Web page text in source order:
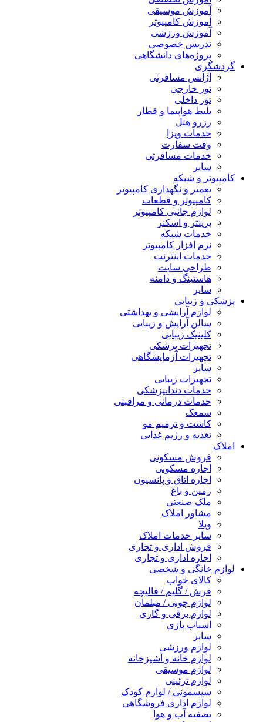
آموزش موسیقی
آموزش کامپیوتر
آموزش ورزشی
تدریس خصوصی
پروژه‌های دانشگاهی
گردشگری
آژانس مسافرتی
تور خارجی
تور داخلی
بلیط هواپیما و قطار
رزرو هتل
خدمات ویزا
وقت سفارت
خدمات مسافرتی
سایر
کامپیوتر و شبکه
تعمیر و نگهداری کامپیوتر
کامپیوتر و قطعات
لوازم جانبی کامپیوتر
پرینتر و اسکنر
خدمات شبکه
نرم افزار کامپیوتر
خدمات اینترنت
طراحی سایت
هاستینگ و دامنه
سایر
پزشکی و زیبایی
لوازم آرایشی و بهداشتی
سالن آرایش و زیبایی
کلینیک زیبایی
تجهیزات پزشکی
تجهیزات آزمایشگاهی
سایر
تجهیزات زیبایی
خدمات دندانپزشکی
خدمات درمانی و مراقبتی
سمعک
کاشت و ترمیم مو
تغذیه و رژیم غذایی
املاک
فروش مسکونی
اجاره مسکونی
اجاره اتاق و پانسیون
زمین و باغ
ملک صنعتی
مشاور املاک
ویلا
سایر خدمات املاک
فروش اداری و تجاری
اجاره اداری و تجاری
لوازم خانگی و شخصی
کالای خواب
فرش / گلیم / قالیچه
لوازم چوبی / مبلمان
لوازم برقی و گازی
اسباب بازی
سایر
لوازم ورزشی
لوازم خانه و آشپزخانه
لوازم موسیقی
لوازم تزئینی
سیسمونی / لوازم کودک
لوازم اداری فروشگاهی
تصفیه آب و هوا